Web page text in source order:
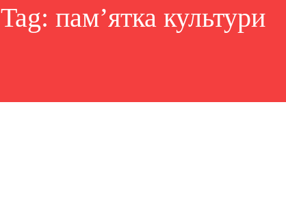
Tag: пам’ятка культури